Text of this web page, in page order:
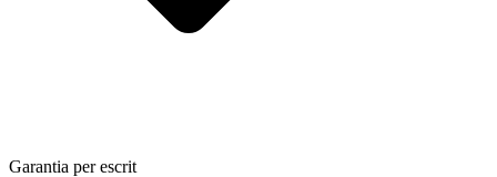
Garantia per escrit